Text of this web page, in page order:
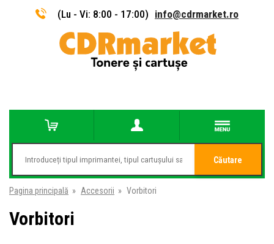
(Lu - Vi: 8:00 - 17:00) info@cdrmarket.ro
Căutare
Pagina principală » Accesorii » Vorbitori
Vorbitori